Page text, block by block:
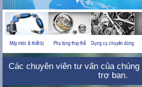
Máy móc & thiết bị Phụ tùng thay thế Dụng cụ chuyên dùng
Các chuyên viên tư vấn của
trợ bạn.